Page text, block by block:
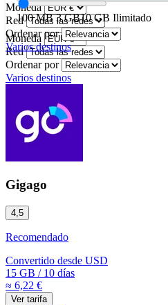
Moneda
Red
Ordenar por
Varios destinos
100 MB 3 GB10 GB Ilimitado
Moneda
Red
Ordenar por
Varios destinos
Gigago
4,5
Recomendado
Convertido desde USD
15 GB /10 días
≈ 6,22 €
Ver tarifa